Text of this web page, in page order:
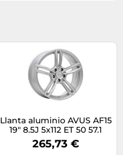
Llanta aluminio AVUS AF15
19" 8.5J 5x112 ET 50 57.1
HYPER SILVER
265,73 €